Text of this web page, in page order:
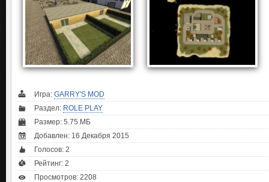
Игра: GARRY'S MOD
Раздел: ROLE PLAY
Размер: 5.75 МБ
Добавлен: 16 Декабря 2015
Голосов: 2
Рейтинг: 2
Просмотров: 2208